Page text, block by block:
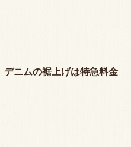
デニムの裾上げは特急料金